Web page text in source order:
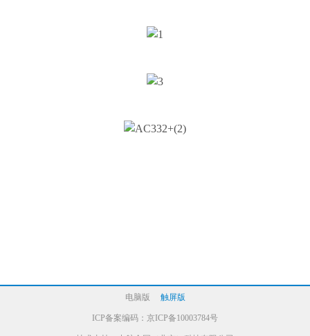
电脑版 触屏版
ICP备案编码： 京ICP备10003784号